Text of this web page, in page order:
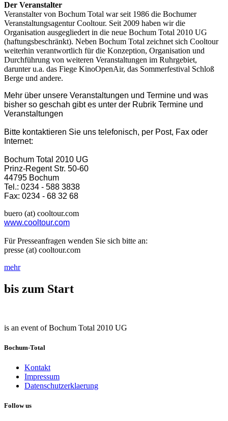
Der Veranstalter
Veranstalter von Bochum Total war seit 1986 die Bochumer
Veranstaltungsagentur Cooltour. Seit 2009 haben wir die
Organisation ausgegliedert in die neue Bochum Total 2010 UG
(haftungsbeschränkt). Neben Bochum Total zeichnet sich Cooltour
weiterhin verantwortlich für die Konzeption, Organisation und
Durchführung von weiteren Veranstaltungen im Ruhrgebiet,
darunter u.a. das Fiege KinoOpenAir, das Sommerfestival Schloß
Berge und andere.
Mehr über unsere Veranstaltungen und Termine und was
bisher so geschah gibt es unter der Rubrik Termine und
Veranstaltungen
Bitte kontaktieren Sie uns telefonisch, per Post, Fax oder
Internet:
Bochum Total 2010 UG
Prinz-Regent Str. 50-60
44795 Bochum
Tel.: 0234 - 588 3838
Fax: 0234 - 68 32 68
buero (at) cooltour.com
www.cooltour.com
Für Presseanfragen wenden Sie sich bitte an:
presse (at) cooltour.com
mehr
bis zum Start
is an event of Bochum Total 2010 UG
Bochum-Total
Kontakt
Impressum
Datenschutzerklaerung
Follow us